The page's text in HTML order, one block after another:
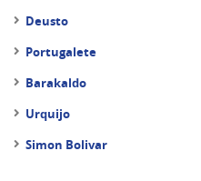
Deusto
Portugalete
Barakaldo
Urquijo
Simon Bolivar